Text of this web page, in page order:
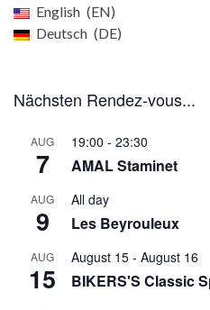
English
EN
Deutsch
DE
Nächsten Rendez-vous...
AUG
7
19:00 - 23:30
AMAL Staminet
AUG
9
All day
Les Beyrouleux
AUG
15
August 15 - August 16
BIKERS'S Classic